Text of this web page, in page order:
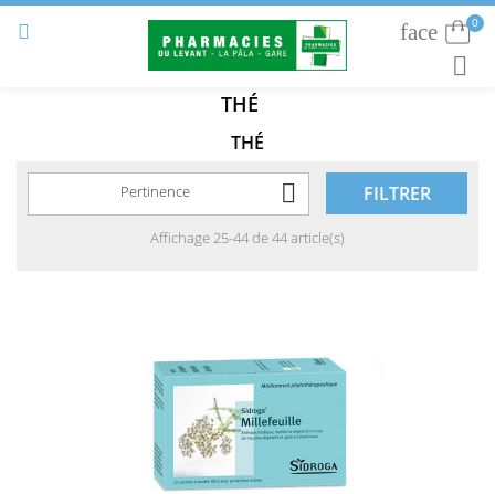
 0
faceConnexion

THÉ
THÉ
Pertinence  FILTRER
Affichage 25-44 de 44 article(s)